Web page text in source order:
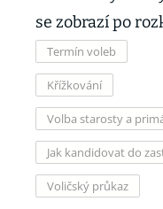
se zobrazí po
Termín voleb
Křížkování
Volba starosty a
Jak kandidovat do
Voličský průkaz